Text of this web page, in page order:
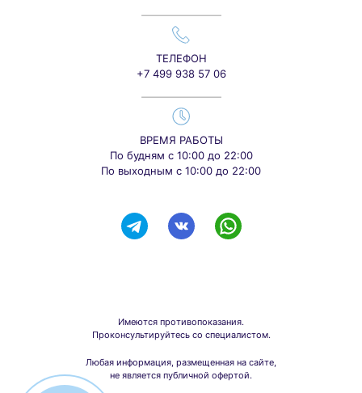
ТЕЛЕФОН
+7 499 938 57 06
ВРЕМЯ РАБОТЫ
По будням с 10:00 до 22:00
По выходным с 10:00 до 22:00
Имеются противопоказания.
Проконсультируйтесь со специалистом.
Любая информация, размещенная на сайте,
не является публичной офертой.